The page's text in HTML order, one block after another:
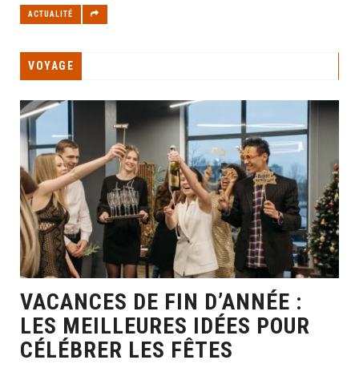
ACTUALITÉ
VOYAGE
VACANCES DE FIN D’ANNÉE :
LES MEILLEURES IDÉES POUR
CÉLÉBRER LES FÊTES